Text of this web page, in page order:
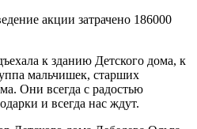
акции затрачено 186000
к зданию Детского дома, к
мальчишек, старших
Они всегда с радостью
и всегда нас ждут.